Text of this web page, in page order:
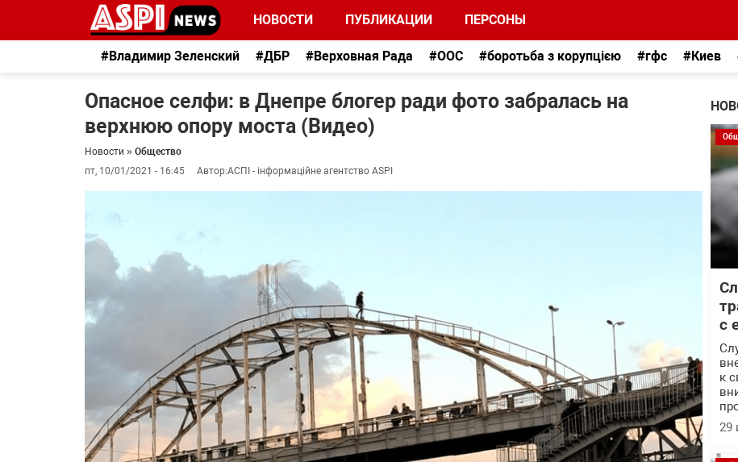
НОВОСТИ ПУБЛИКАЦИИ ПЕРСОНЫ
#Владимир Зеленский #ДБР #Верховная Рада #ООС #боротьба з корупцією #гфс #Киев
Опасное селфи: в Днепре блогер ради фото забралась на
верхнюю опору моста (Видео)
Новости » Общество
пт, 10/01/2021 - 16:45
Автор:АСПІ - інформаційне агентство ASPI
с
к
29